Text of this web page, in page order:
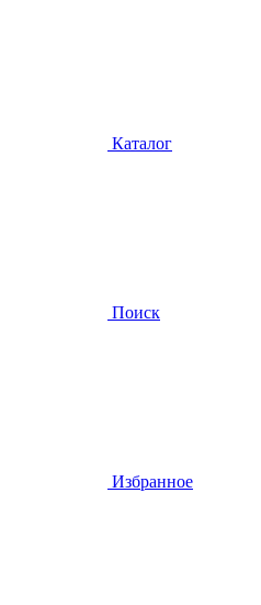
Каталог
Поиск
Избранное